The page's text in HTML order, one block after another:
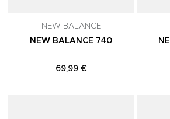
NEW BALANCE
NEW BALANCE 740
69,99 €